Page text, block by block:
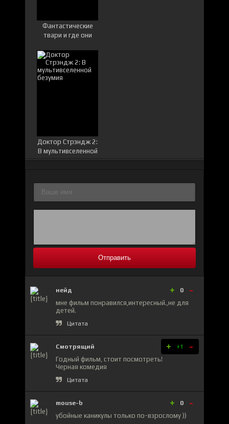
Фантастические
твари и где они
Доктор Стрэндж 2:
В мультивселенной
безумия
Отправить
нейд + 0 -
мне фильм понравился,интересный.,не для
детей.
Цитата
Смотрящий + +1 -
Годный фильм, стоит посмотреть!
Черная комедия
Цитата
mouse-b + 0 -
убойные каникулы только по-взрослому ))